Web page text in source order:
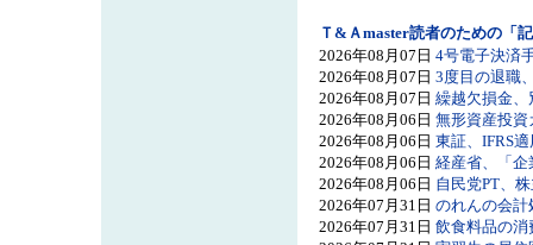
Ｔ&Ａmaster読者のための「
2026年08月07日 4号電子決済
2026年08月07日 3度目の退職
2026年08月07日 繰越欠損金
2026年08月06日 無形資産投資
2026年08月06日 東証、IFRS
2026年08月06日 経産省、「企
2026年08月06日 自民党PT、
2026年07月31日 のれんの会
2026年07月31日 飲食料品の